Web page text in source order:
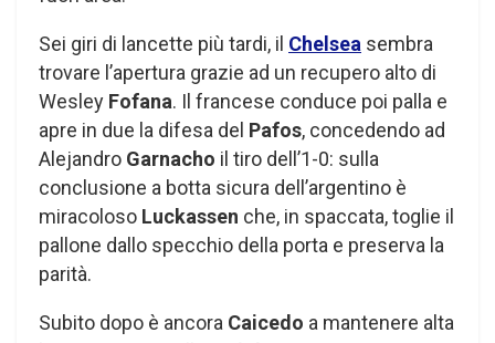
Sei giri di lancette più tardi, il Chelsea sembra
trovare l’apertura grazie ad un recupero alto di
Wesley Fofana. Il francese conduce poi palla e
apre in due la difesa del Pafos, concedendo ad
Alejandro Garnacho il tiro dell’1-0: sulla
conclusione a botta sicura dell’argentino è
miracoloso Luckassen che, in spaccata, toglie il
pallone dallo specchio della porta e preserva la
parità.
Subito dopo è ancora Caicedo a mantenere alta